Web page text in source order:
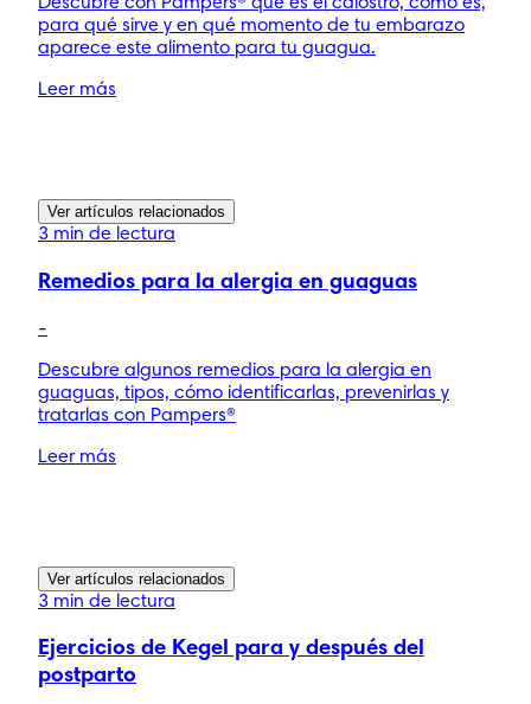
para qué sirve y en qué momento de tu embarazo
aparece este alimento para tu guagua.
Leer más
Ver artículos relacionados
3 min de lectura
Remedios para la alergia en guaguas
-
Descubre algunos remedios para la alergia en
guaguas, tipos, cómo identificarlas, prevenirlas y
tratarlas con Pampers®
Leer más
Ver artículos relacionados
3 min de lectura
Ejercicios de Kegel para y después del
postparto